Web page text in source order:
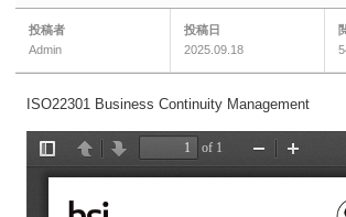
投稿者
Admin
投稿日
2025.09.18
ISO22301 Business Continuity Management